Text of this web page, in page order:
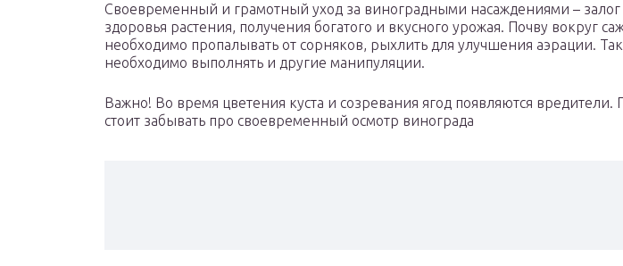
Своевременный и грамотный уход за виноградными насаждениями –
здоровья растения, получения богатого и вкусного урожая. Почву вокруг
необходимо пропалывать от сорняков, рыхлить для улучшения аэрации.
необходимо выполнять и другие манипуляции.
Важно! Во время цветения куста и созревания ягод появляются вредители.
стоит забывать про своевременный осмотр винограда